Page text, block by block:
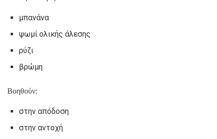
μπανάνα
ψωμί ολικής άλεσης
ρύζι
βρώμη
Βοηθούν:
στην απόδοση
στην αντοχή